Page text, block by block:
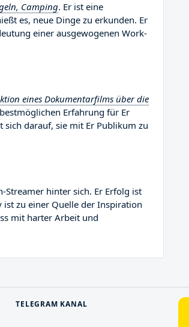
Camping. Er ist eine
es, neue Dinge zu erkunden. Er
einer ausgewogenen Work-
eines Dokumentarfilms über die
Erfahrung für Er
darauf, sie mit Er Publikum zu
Streamer hinter sich. Er Erfolg ist
ist zu einer Quelle der Inspiration
mit harter Arbeit und
TELEGRAM KANAL